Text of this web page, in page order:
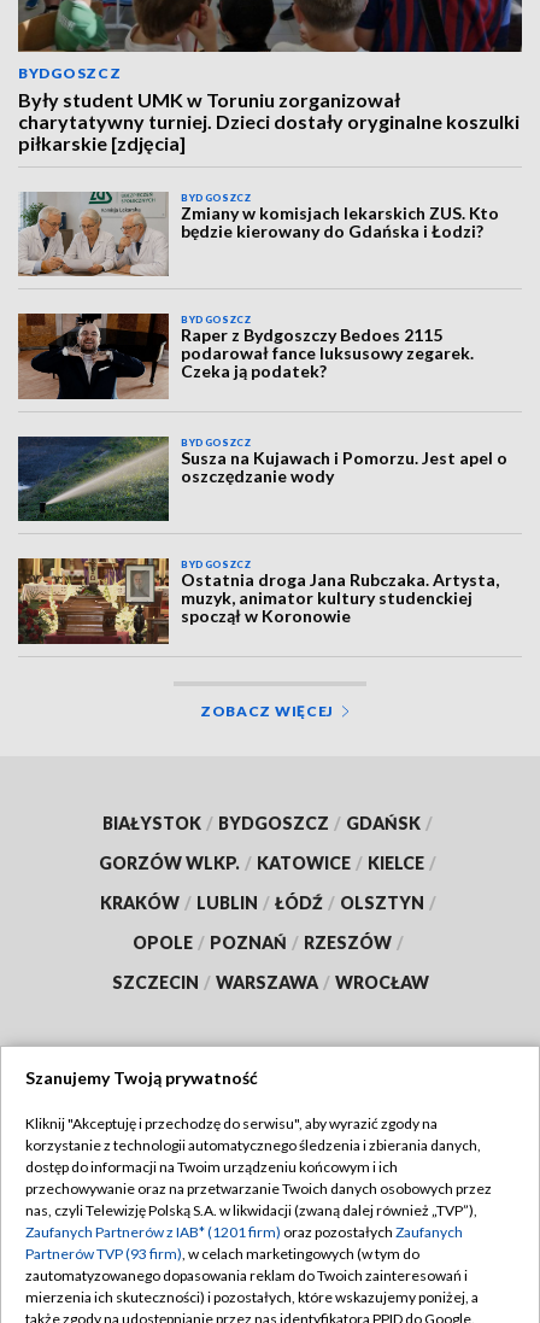
BYDGOSZCZ
Były student UMK w Toruniu zorganizował
charytatywny turniej. Dzieci dostały oryginalne koszulki
piłkarskie [zdjęcia]
BYDGOSZCZ
Zmiany w komisjach lekarskich ZUS. Kto
będzie kierowany do Gdańska i Łodzi?
BYDGOSZCZ
Raper z Bydgoszczy Bedoes 2115
podarował fance luksusowy zegarek.
Czeka ją podatek?
BYDGOSZCZ
Susza na Kujawach i Pomorzu. Jest apel o
oszczędzanie wody
BYDGOSZCZ
Ostatnia droga Jana Rubczaka. Artysta,
muzyk, animator kultury studenckiej
spoczął w Koronowie
ZOBACZ WIĘCEJ
BIAŁYSTOK / BYDGOSZCZ / GDAŃSK /
GORZÓW WLKP. / KATOWICE / KIELCE /
KRAKÓW / LUBLIN / ŁÓDŹ / OLSZTYN /
OPOLE / POZNAŃ / RZESZÓW /
SZCZECIN / WARSZAWA / WROCŁAW
TVP
Abonament TVP
Emisja w TVP
Centrum informacji TVP
Naziemna Telewizja Cyfrowa
Regulamin TVP
Polityka prywatności
Moje zgody
Pomoc
Szanujemy Twoją prywatność
Kliknij "Akceptuję i przechodzę do serwisu", aby wyrazić zgody na
korzystanie z technologii automatycznego śledzenia i zbierania danych,
dostęp do informacji na Twoim urządzeniu końcowym i ich
przechowywanie oraz na przetwarzanie Twoich danych osobowych przez
nas, czyli Telewizję Polską S.A. w likwidacji (zwaną dalej również „TVP”),
Zaufanych Partnerów z IAB* (1201 firm) oraz pozostałych Zaufanych
Partnerów TVP (93 firm), w celach marketingowych (w tym do
zautomatyzowanego dopasowania reklam do Twoich zainteresowań i
mierzenia ich skuteczności) i pozostałych, które wskazujemy poniżej, a
także zgody na udostępnianie przez nas identyfikatora PPID do Google.